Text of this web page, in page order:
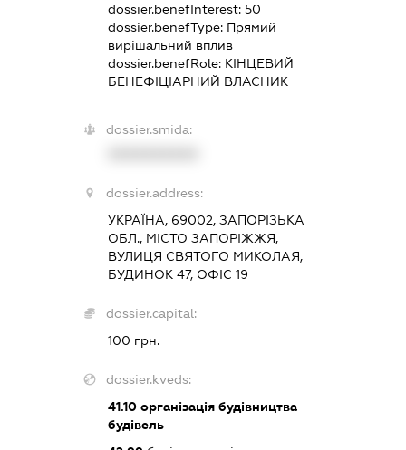
dossier.benefInterest: 50
dossier.benefType: Прямий
вирішальний вплив
dossier.benefRole: КІНЦЕВИЙ
БЕНЕФІЦІАРНИЙ ВЛАСНИК
dossier.smida:
dossier.address:
УКРАЇНА, 69002, ЗАПОРІЗЬКА
ОБЛ., МІСТО ЗАПОРІЖЖЯ,
ВУЛИЦЯ СВЯТОГО МИКОЛАЯ,
БУДИНОК 47, ОФІС 19
dossier.capital:
100 грн.
dossier.kveds:
41.10організація будівництва
будівель